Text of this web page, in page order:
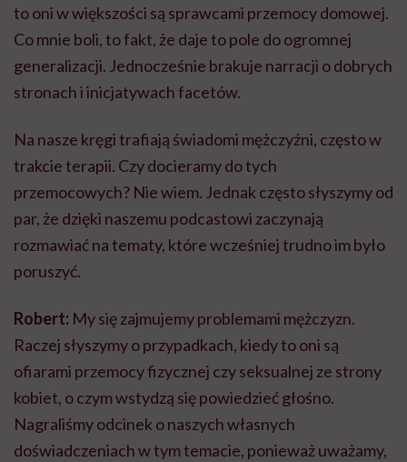
to oni w większości są sprawcami przemocy domowej.
Co mnie boli, to fakt, że daje to pole do ogromnej
generalizacji. Jednocześnie brakuje narracji o dobrych
stronach i inicjatywach facetów.
Na nasze kręgi trafiają świadomi mężczyźni, często w
trakcie terapii. Czy docieramy do tych
przemocowych? Nie wiem. Jednak często słyszymy od
par, że dzięki naszemu podcastowi zaczynają
rozmawiać na tematy, które wcześniej trudno im było
poruszyć.
Robert: My się zajmujemy problemami mężczyzn.
Raczej słyszymy o przypadkach, kiedy to oni są
ofiarami przemocy fizycznej czy seksualnej ze strony
kobiet, o czym wstydzą się powiedzieć głośno.
Nagraliśmy odcinek o naszych własnych
doświadczeniach w tym temacie, ponieważ uważamy,